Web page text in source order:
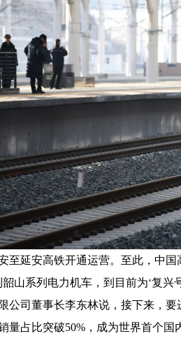
延安高铁开通运营。至此，中国
系列电力机车，到目前为‘复兴
公司董事长李东林说，接下来，
占比突破50%，成为世界首个国